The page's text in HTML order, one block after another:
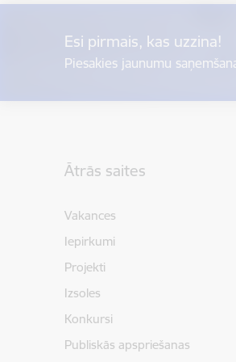
Esi pirmais, kas uzzina!
Piesakies jaunumu
Ātrās saites
Vakances
Iepirkumi
Projekti
Izsoles
Konkursi
Publiskās apspriešanas